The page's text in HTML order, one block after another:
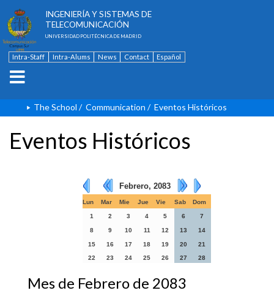
INGENIERÍA Y SISTEMAS DE
TELECOMUNICACIÓN
UNIVERSIDAD POLITÉCNICA DE MADRID
Intra-Staff Intra-Alums News Contact Español
The School / Communication / Eventos Históricos
Eventos Históricos
Febrero, 2083
Lun Mar Mie Jue Vie Sab Dom
1 2 3 4 5 6 7
8 9 10 11 12 13 14
15 16 17 18 19 20
21
22
23 24 25 26 27 28
Mes de Febrero de 2083